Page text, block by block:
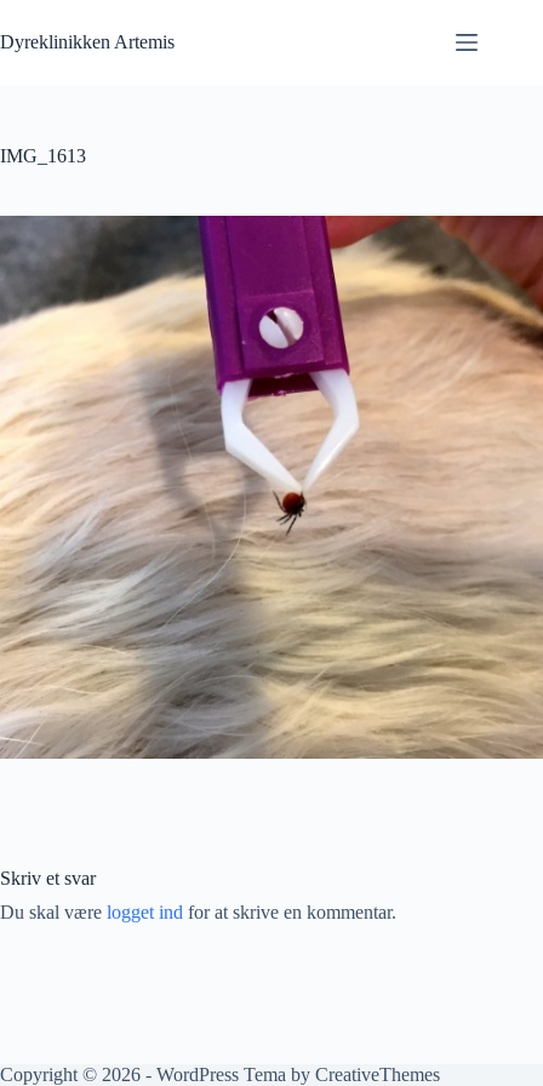
til
indhold
Dyreklinikken Artemis
IMG_1613
Skriv et svar
Du skal være logget ind for at skrive en kommentar.
Copyright © 2026 - WordPress Tema by CreativeThemes